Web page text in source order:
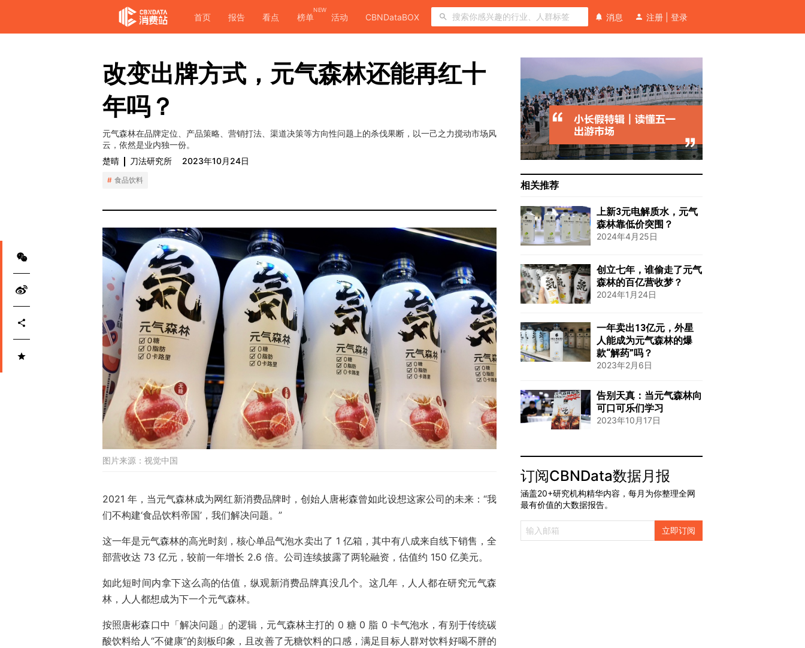
首页 报告 看点 榜单
NEW
活动 CBNDataBOX 消息 注册 登录
改变出牌方式，元气森林还能再红十
年吗？
元气森林在品牌定位、产品策略、营销打法、渠道决策等方向性问题上的杀伐果断，以一己之力搅动市场风
云，依然是业内独一份。
楚晴
刀法研究所 2023年10月24日
食品饮料
图片来源： 视觉中国
2021 年，当元气森林成为网红新消费品牌时，创始人唐彬森曾如此设想这家公司的未来：“我
们不构建‘食品饮料帝国’，我们解决问题。”
这一年是元气森林的高光时刻，核心单品气泡水卖出了 1 亿箱，其中有八成来自线下销售，全
部营收达 73 亿元，较前一年增长 2.6 倍。公司连续披露了两轮融资，估值约 150 亿美元。
如此短时间内拿下这么高的估值，纵观新消费品牌真没几个。这几年，人人都在研究元气森
林，人人都想成为下一个元气森林。
按照唐彬森口中「解决问题」的逻辑，元气森林主打的 0 糖 0 脂 0 卡气泡水，有别于传统碳
酸饮料给人“不健康”的刻板印象，且改善了无糖饮料的口感，满足目标人群对饮料好喝不胖的
相关推荐
上新3元电解质水，元气
森林靠低价突围？
2024年4月25日
创立七年，谁偷走了元气
森林的百亿营收梦？
2024年1月24日
一年卖出13亿元，外星
人能成为元气森林的爆
款“解药”吗？
2023年2月6日
告别天真：当元气森林向
可口可乐们学习
2023年10月17日
订阅CBNData数据月报
涵盖20+研究机构精华内容，每月为你整理全网
最有价值的大数据报告。
立即订阅